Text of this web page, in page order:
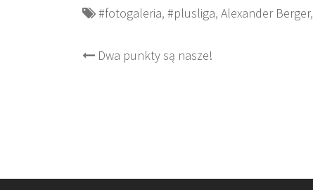
#fotogaleria, #plusliga, Alexander Berger,
Post
Dwa punkty są nasze!